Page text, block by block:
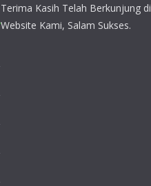
Terima Kasih Telah Berkunjung di
Website Kami, Salam Sukses.